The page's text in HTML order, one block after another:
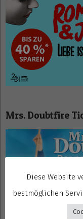
Mrs. Doubtfire
Diese Website
bestmöglichen